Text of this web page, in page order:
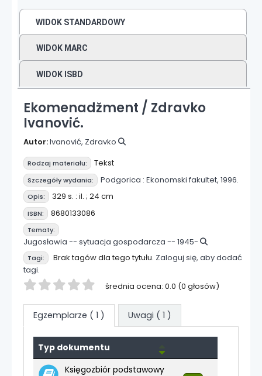
WIDOK STANDARDOWY
WIDOK MARC
WIDOK ISBD
Ekomenadžment / Zdravko
Ivanović.
Autor:Ivanović, Zdravko
Rodzaj materiału: Tekst
Szczegóły wydania: Podgorica : Ekonomski fakultet, 1996.
Opis: 329 s. : il. ; 24 cm
ISBN: 8680133086
Tematy:
Jugosławia -- sytuacja gospodarcza -- 1945-
Tagi: Brak tagów dla tego tytułu. Zaloguj się, aby dodać
tagi.
Twoja ocena średnia ocena: 0.0 (0 głosów)
Egzemplarze ( 1 ) Uwagi ( 1 )
Egzemplarze
Typ dokumentu
Księgozbiór podstawowy